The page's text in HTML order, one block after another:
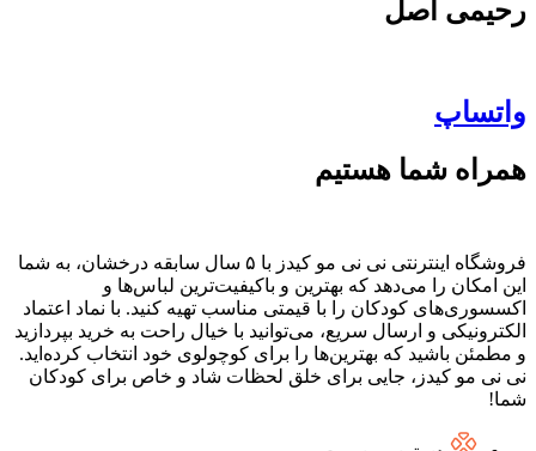
رحیمی اصل
واتساپ
همراه شما هستیم
فروشگاه اینترنتی نی نی مو کیدز با ۵ سال سابقه درخشان، به شما
این امکان را می‌دهد که بهترین و باکیفیت‌ترین لباس‌ها و
اکسسوری‌های کودکان را با قیمتی مناسب تهیه کنید. با نماد اعتماد
الکترونیکی و ارسال سریع، می‌توانید با خیال راحت به خرید بپردازید
و مطمئن باشید که بهترین‌ها را برای کوچولوی خود انتخاب کرده‌اید.
نی نی مو کیدز، جایی برای خلق لحظات شاد و خاص برای کودکان
شما!